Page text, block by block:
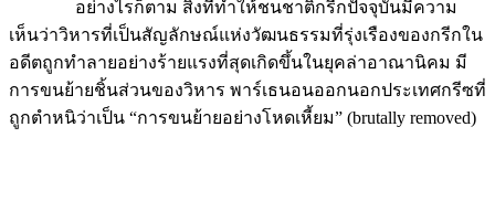
อย่างไรก็ตาม สิ่งที่ทำให้ชนชาติกรีกปัจจุบันมีความ
เห็นว่าวิหารที่เป็นสัญลักษณ์แห่งวัฒนธรรมที่รุ่งเรืองของกรีกใน
อดีตถูกทำลายอย่างร้ายแรงที่สุดเกิดขึ้นในยุคล่าอาณานิคม มี
การขนย้ายชิ้นส่วนของวิหาร พาร์เธนอนออกนอกประเทศกรีซที่
ถูกตำหนิว่าเป็น “การขนย้ายอย่างโหดเหี้ยม” (brutally removed)